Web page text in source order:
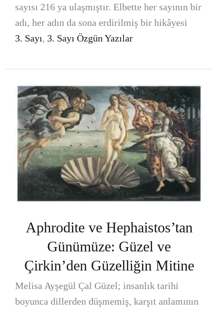
sayısı 216 ya ulaşmıştır. Elbette her sayının bir
adı, her adın da sona erdirilmiş bir hikâyesi
3. Sayı, 3. Sayı Özgün Yazılar
Aphrodite ve Hephaistos’tan
Günümüze: Güzel ve
Çirkin’den Güzelliğin Mitine
Melisa Ayşegül Çal Güzel; insanlık tarihi
boyunca dillerden düşmemiş, karşıt anlamının